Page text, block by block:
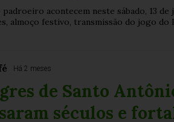
padroeiro acontecem neste sábado, 13
almoço festivo, transmissão do jogo do
Há 2 meses
de Santo
séculos e